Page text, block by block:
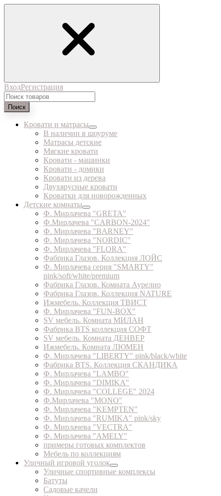
ВходРегистрация
Поиск
Кровати и матрасы
В наличии в шоуруме
Матрасы детские
Мягкие кровати
Кровати - машинки
Кровати - домики
Кровати из дерева
Двухярусные кровати
Кроватки для новорожденных
Детские комнаты
Ф. Мирлачева "GRETA"
Ф.Мирлачева "CARBON-2024"
Ф. Мирлачева "BARNEY"
Ф. Мирлачева "NORDIC"
Ф. Мирлачева "FLORA"
Фабрика Глазов. Коллекция ЛОЙС
Ф. Мирлачева серия "SMARTY"
pink/soft/white/premium
Фабрика Глазов. Комната Аурелио
Фабрика Глазов. Коллекция NATURE
Ижмебель. Коллекция ТВИСТ
Ф. Мирлачева "FUN-BOX"
SV мебель. Комната МИЛАН
Фабрика BTS коллекция СОФТ
SV мебель. Комната ДЕНВЕР
Ижмебель. Комната ЛЮМЕН
Ф. Мирлачева "LIBERTY" pink/black/white
Фабрика BTS. Коллекция СКАНДИКА
Ф. Мирлачева "LAMBO"
Ф. Мирлачева "DIMIKA"
Ф. Мирлачева "COLLEGE" 2024
Ф.Мирлачева "MONO"
Ф. Мирлачева "KEMPTEN"
Ф. Мирлачева "RUMIKA" pink/sky
Ф. Мирлачева "VECTRA"
Ф. Мирлачева "AMELY"
примеры готовых комплектов
Мебель по коллекциям
Уличный игровой уголок
Уличные спортивные комплексы
Батуты
Садовые качели